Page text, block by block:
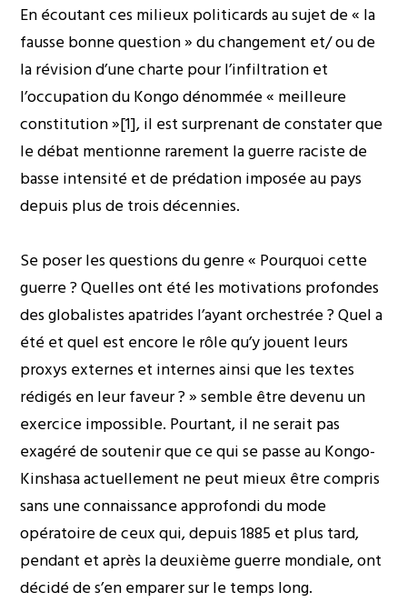
En écoutant ces milieux politicards au sujet de « la
fausse bonne question » du changement et/ ou de
la révision d’une charte pour l’infiltration et
l’occupation du Kongo dénommée « meilleure
constitution »[1], il est surprenant de constater que
le débat mentionne rarement la guerre raciste de
basse intensité et de prédation imposée au pays
depuis plus de trois décennies.
Se poser les questions du genre « Pourquoi cette
guerre ? Quelles ont été les motivations profondes
des globalistes apatrides l’ayant orchestrée ? Quel a
été et quel est encore le rôle qu’y jouent leurs
proxys externes et internes ainsi que les textes
rédigés en leur faveur ? » semble être devenu un
exercice impossible. Pourtant, il ne serait pas
exagéré de soutenir que ce qui se passe au Kongo-
Kinshasa actuellement ne peut mieux être compris
sans une connaissance approfondi du mode
opératoire de ceux qui, depuis 1885 et plus tard,
pendant et après la deuxième guerre mondiale, ont
décidé de s’en emparer sur le temps long.